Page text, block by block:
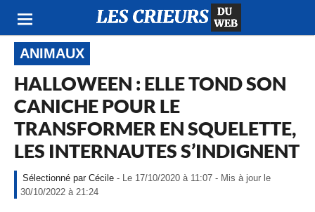
ANIMAUX
HALLOWEEN : ELLE TOND SON
CANICHE POUR LE
TRANSFORMER EN SQUELETTE,
LES INTERNAUTES S’INDIGNENT
Cécile - Le 17/10/2020 à 11:07 - Mis à jour le
30/10/2022 à 21:24